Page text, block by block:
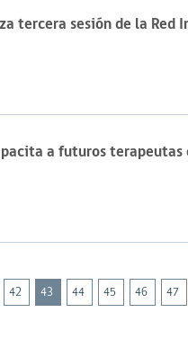
tercera sesión de la
a futuros
42 43 44 45 46 47